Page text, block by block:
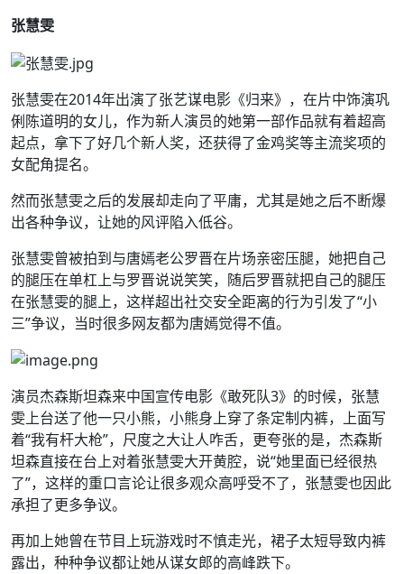
张慧雯
张慧雯在2014年出演了张艺谋电影《归来》，在片中饰演巩
俐陈道明的女儿，作为新人演员的她第一部作品就有着超高
起点，拿下了好几个新人奖，还获得了金鸡奖等主流奖项的
女配角提名。
然而张慧雯之后的发展却走向了平庸，尤其是她之后不断爆
出各种争议，让她的风评陷入低谷。
张慧雯曾被拍到与唐嫣老公罗晋在片场亲密压腿，她把自己
的腿压在单杠上与罗晋说说笑笑，随后罗晋就把自己的腿压
在张慧雯的腿上，这样超出社交安全距离的行为引发了“小
三”争议，当时很多网友都为唐嫣觉得不值。
演员杰森斯坦森来中国宣传电影《敢死队3》的时候，张慧
雯上台送了他一只小熊，小熊身上穿了条定制内裤，上面写
着“我有杆大枪”，尺度之大让人咋舌，更夸张的是，杰森斯
坦森直接在台上对着张慧雯大开黄腔，说“她里面已经很热
了”，这样的重口言论让很多观众高呼受不了，张慧雯也因此
承担了更多争议。
再加上她曾在节目上玩游戏时不慎走光，裙子太短导致内裤
露出，种种争议都让她从谋女郎的高峰跌下。